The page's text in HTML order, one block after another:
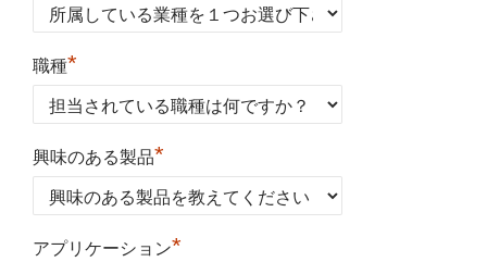
職種*
興味のある製品*
アプリケーション*